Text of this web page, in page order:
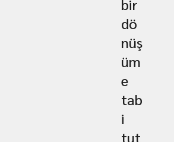
bir
dö
nüş
üm
e
tab
i
tut